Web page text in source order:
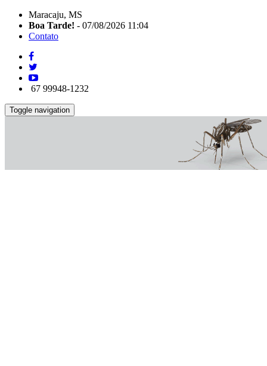
Maracaju, MS
Boa Tarde! - 07/08/2026 11:04
Contato
67 99948-1232
Toggle navigation